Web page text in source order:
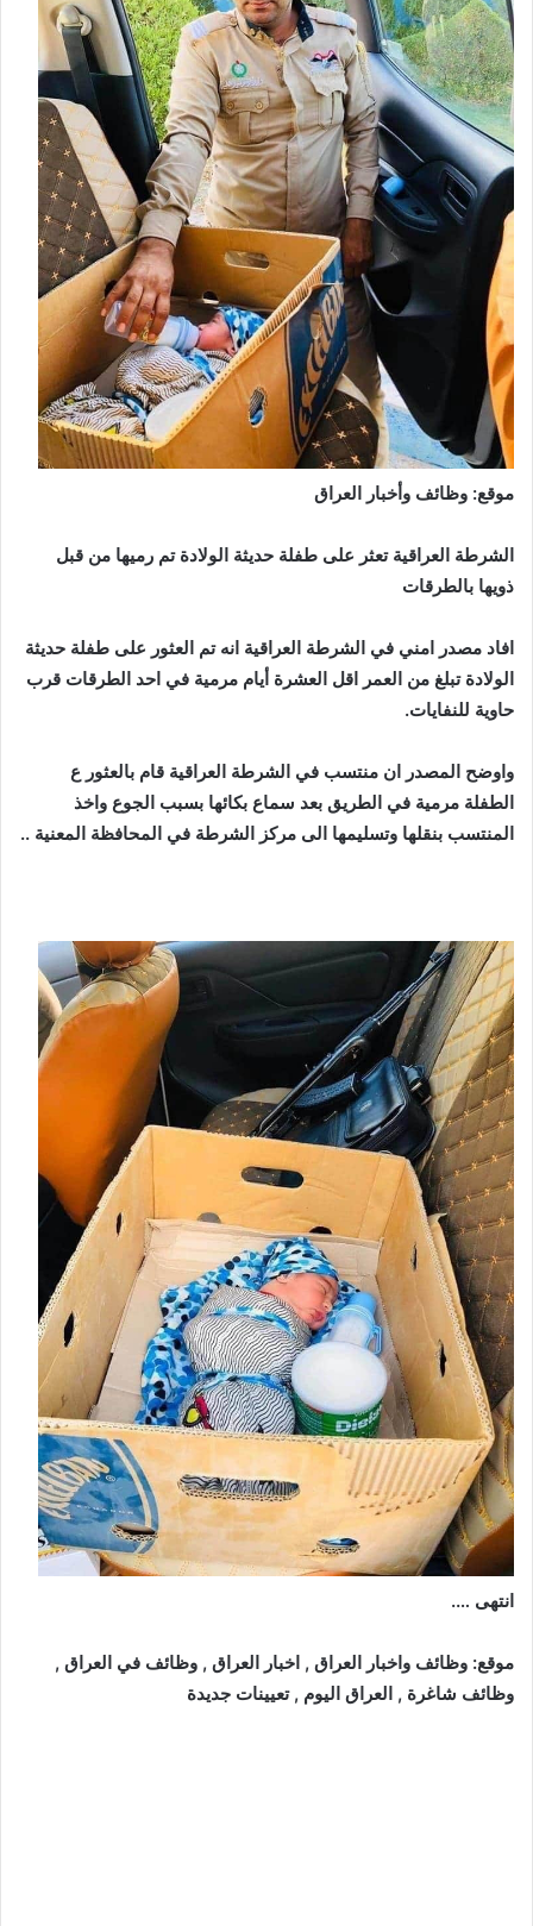
موقع: وظائف وأخبار العراق
الشرطة العراقية تعثر على طفلة حديثة الولادة تم رميها من قبل
ذويها بالطرقات
افاد مصدر امني في الشرطة العراقية انه تم العثور على طفلة حديثة
الولادة تبلغ من العمر اقل العشرة أيام مرمية في احد الطرقات قرب
حاوية للنفايات.
واوضح المصدر ان منتسب في الشرطة العراقية قام بالعثور ع
الطفلة مرمية في الطريق بعد سماع بكائها بسبب الجوع واخذ
المنتسب بنقلها وتسليمها الى مركز الشرطة في المحافظة المعنية ..
انتهى ….
موقع: وظائف واخبار العراق , اخبار العراق , وظائف في العراق ,
وظائف شاغرة , العراق اليوم , تعيينات جديدة